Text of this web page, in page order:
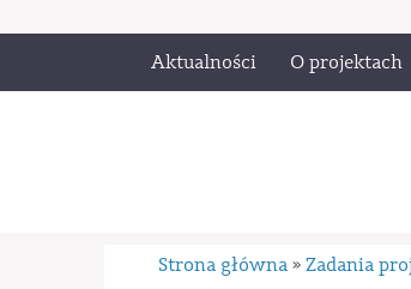
Aktualności O projektach
Strona główna » Zadania